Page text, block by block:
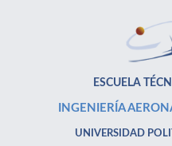
ESCUELA
INGENIERÍA
UNIVERSIDAD